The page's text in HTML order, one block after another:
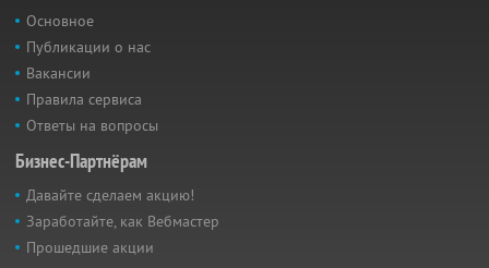
Основное
Публикации о нас
Вакансии
Правила сервиса
Ответы на вопросы
Бизнес-Партнёрам
Давайте сделаем акцию!
Заработайте, как Вебмастер
Прошедшие акции